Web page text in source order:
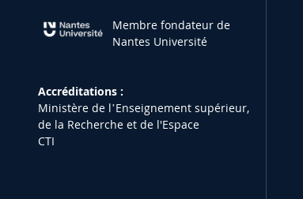
Membre fondateur de
Nantes Université
Accréditations :
Ministère de lʼEnseignement supérieur,
de la Recherche et de l'Espace
CTI